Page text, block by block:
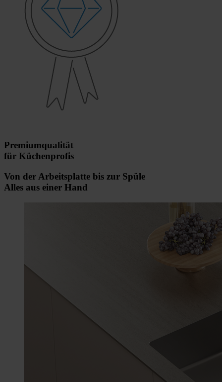
Premiumqualität
für Küchenprofis
Von der Arbeitsplatte bis zur Spüle
Alles aus einer Hand